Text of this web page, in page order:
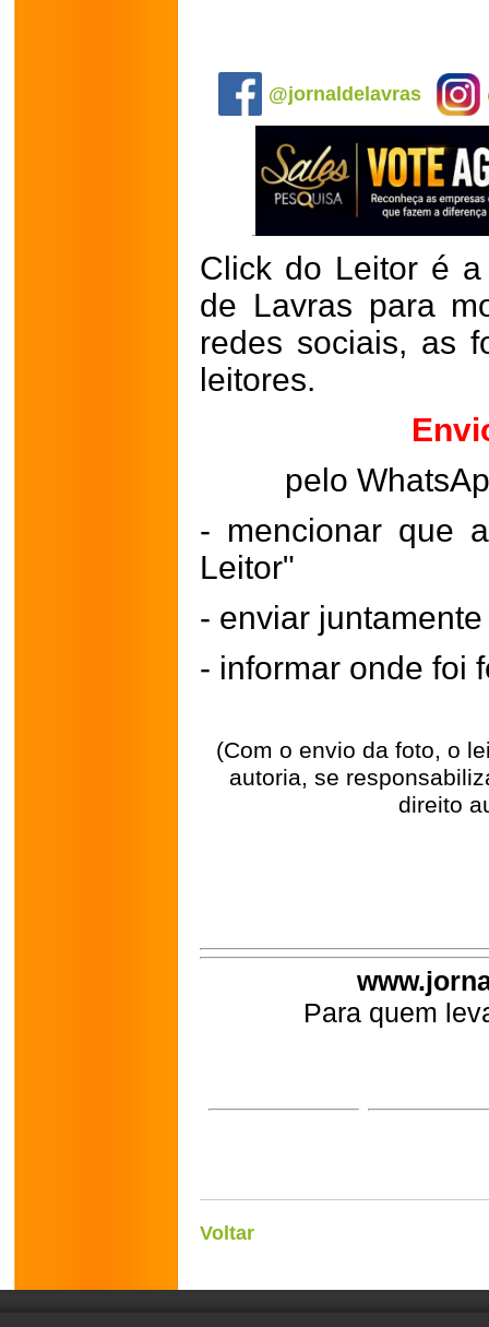
@jornaldelavras
Click do Leitor é
de Lavras para
redes sociais, as
leitores.
pelo
- mencionar que
Leitor"
- enviar
- informar onde foi
(Com o envio da foto, o
autoria, se
direito
Para quem
Voltar